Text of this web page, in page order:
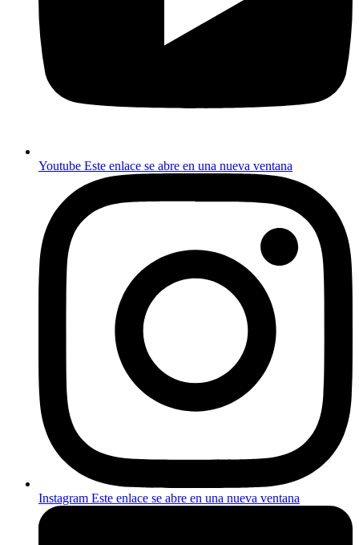
Youtube Este enlace se abre en una nueva ventana
Instagram Este enlace se abre en una nueva ventana